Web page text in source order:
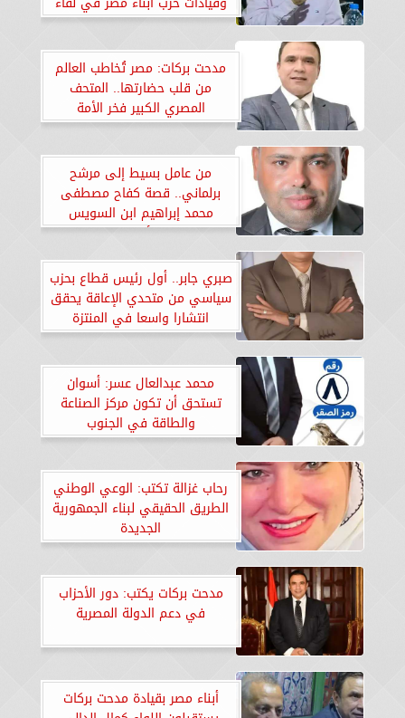
جماهيري بالدقي
مدحت بركات: مصر تُخاطب العالم
من قلب حضارتها.. المتحف
المصري الكبير فخر الأمة
من عامل بسيط إلى مرشح
برلماني.. قصة كفاح مصطفى
محمد إبراهيم ابن السويس
الأصيل
صبري جابر.. أول رئيس قطاع بحزب
سياسي من متحدي الإعاقة يحقق
انتشارا واسعا في المنتزة
محمد عبدالعال عسر: أسوان
تستحق أن تكون مركز الصناعة
والطاقة في الجنوب
رحاب غزالة تكتب: الوعي الوطني
الطريق الحقيقي لبناء الجمهورية
الجديدة
مدحت بركات يكتب: دور الأحزاب
في دعم الدولة المصرية
أبناء مصر بقيادة مدحت بركات